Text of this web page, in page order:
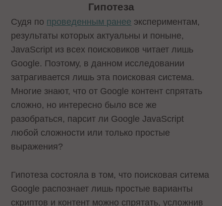
Гипотеза
Судя по проведенным ранее экспериментам,
результаты которых актуальны и поныне,
JavaScript из всех поисковиков читает лишь
Google. Поэтому, в данном исследовании
затрагивается лишь эта поисковая система.
Многие знают, что от Google контент спрятать
сложно, но интересно было все же
разобраться, парсит ли Google JavaScript
любой сложности или только простые
выражения?
Гипотеза состояла в том, что поисковая ситема
Google распознает лишь простые варианты
скриптов и контент можно спрятать, усложнив